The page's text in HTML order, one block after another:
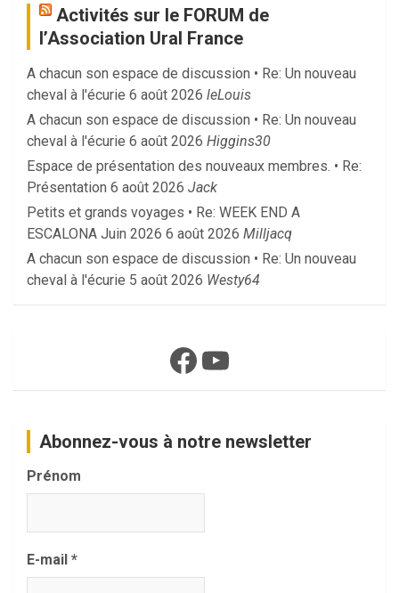
Activités sur le FORUM de
l’Association Ural France
A chacun son espace de discussion • Re: Un nouveau
cheval à l'écurie 6 août 2026 leLouis
A chacun son espace de discussion • Re: Un nouveau
cheval à l'écurie 6 août 2026 Higgins30
Espace de présentation des nouveaux membres. • Re:
Présentation 6 août 2026 Jack
Petits et grands voyages • Re: WEEK END A
ESCALONA Juin 2026 6 août 2026 Milljacq
A chacun son espace de discussion • Re: Un nouveau
cheval à l'écurie 5 août 2026 Westy64
Facebook
YouTube
Abonnez-vous à notre newsletter
Prénom
E-mail *